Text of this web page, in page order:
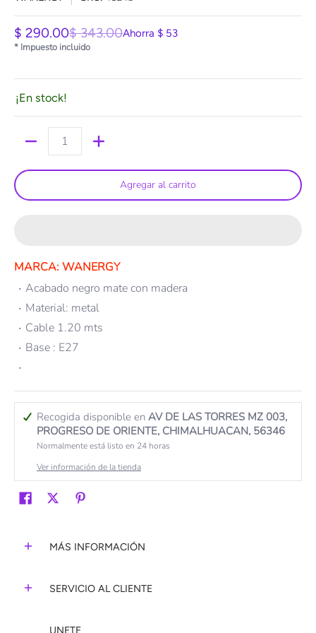
$ 290.00$ 343.00Ahorra $ 53
* Impuesto incluido
¡En stock!
Agregar al carrito
MARCA: WANERGY
Acabado negro mate con madera
Material: metal
Cable 1.20 mts
Base : E27
Recogida disponible en AV DE LAS TORRES MZ 003,
PROGRESO DE ORIENTE, CHIMALHUACAN, 56346
Normalmente está listo en 24 horas
Ver información de la tienda
MÁS INFORMACIÓN
SERVICIO AL CLIENTE